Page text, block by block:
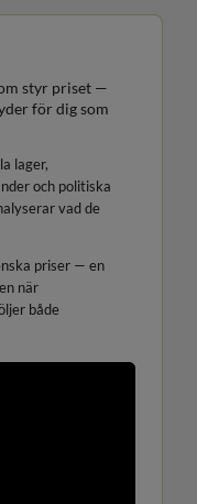
styr priset —
för dig som
lager,
och politiska
vad de
priser — en
när
både